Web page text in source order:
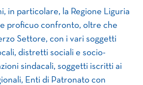
in particolare, la Regione Liguria
proficuo confronto, oltre che
Settore, con i vari soggetti
distretti sociali e socio-
sindacali, soggetti iscritti ai
Enti di Patronato con